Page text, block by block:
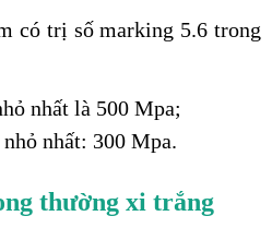
có trị số marking 5.6 trong
nhất là 500 Mpa;
nhất: 300 Mpa.
thường xi trắng